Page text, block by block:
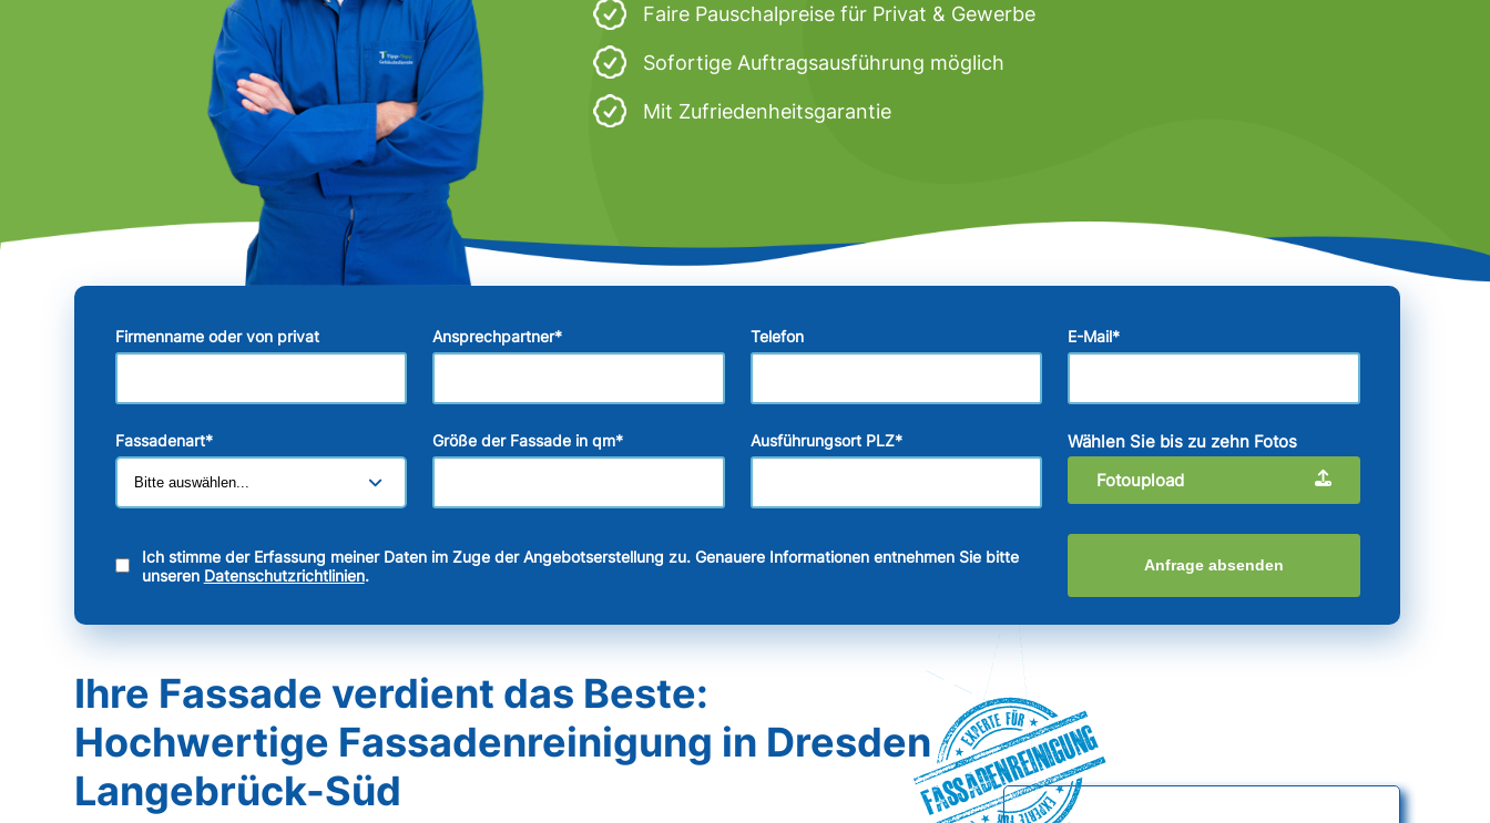
Faire Pauschalpreise für Privat & Gewerbe
Sofortige Auftragsausführung möglich
Mit Zufriedenheitsgarantie
Firmenname oder von privat Ansprechpartner* Telefon E-Mail*
Fassadenart* Größe der Fassade in qm* Ausführungsort PLZ*
Wählen Sie bis zu zehn Fotos
Fotoupload
Ich stimme der Erfassung meiner Daten im Zuge der Angebotserstellung zu. Genauere Informationen entnehmen Sie bitte
unseren Datenschutzrichtlinien.
Anfrage absenden
Ihre Fassade verdient das Beste:
Hochwertige Fassadenreinigung in Dresden
Langebrück-Süd
Fassadenreinigung